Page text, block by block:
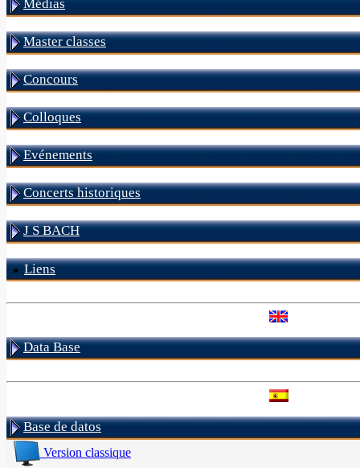
Médias
Master classes
Concours
Colloques
Evénements
Concerts historiques
J S BACH
Liens
Data Base
Base de datos
Version classique